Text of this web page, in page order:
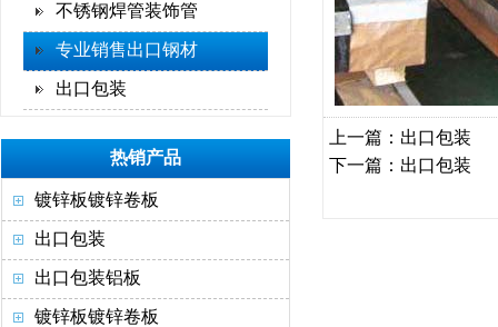
不锈钢焊管装饰管
专业销售出口钢材
出口包装
热销产品
镀锌板镀锌卷板
出口包装
出口包装铝板
镀锌板镀锌卷板
上一篇： 出口包装
下一篇： 出口包装